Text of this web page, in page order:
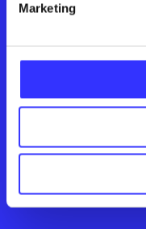
Marketing
Kontakt os
English